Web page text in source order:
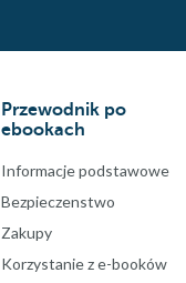
Przewodnik po
ebookach
Informacje podstawowe
Bezpieczenstwo
Zakupy
Korzystanie z e-booków